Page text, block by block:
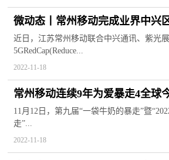
微动态丨常州移动完成业界中兴
量级5G”技术测试
近日，江苏常州移动联合中兴通讯、紫光
5GRedCap(Reduce...
2022-11-18
常州移动连续9年为爱暴走4全球
11月12日，第九届“一袋牛奶的暴走”暨
走”...
2022-11-18